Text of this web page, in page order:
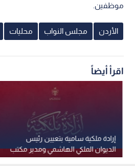
موظفين.
الأردن مجلس النواب محليات
اقرأ أيضاً
إرادة ملكية سامية بتعيين رئيس
الديوان الملكي الهاشمي ومدير مكتب
جلالة الملك عضوين في مجلس الأمن